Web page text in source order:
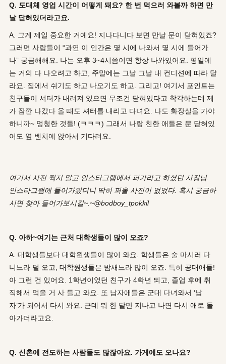
Q. 도대체 영업 시간이 어떻게 돼요? 한 번 먹으러 와볼까 하면 만
날 닫혀있더라고요.
A. 그게 제일 중요한 거예요! 지나다니다 보면 만날 문이 닫혀있죠?
그러면 사람들이 “과연 이 인간은 몇 시에 나와서 몇 시에 들어가
나” 궁금해해요. 나는 오후 3~4시쯤이면 항상 나와있어요. 평일에
는 거의 다 나오려고 하고, 주말에는 그날 그날 내 컨디션에 따라 달
라요. 집에서 쉬기도 하고 나오기도 하고. 그리고! 여기서 포인트는
친구들이 셔터가 내려져 있으면 무조건 닫혀있다고 착각하는데 제
가 잠깐 나갔다 올 때도 셔터를 내리고 다녀요. 나도 화장실을 가야
하니까~ 멍청한 것들! (ㅋㅋㅋ) 그래서 나랑 친한 애들은 문 닫혀있
어도 옆 벤치에 앉아서 기다려요.
여기서 사진 찍지 말고 인스타그램에서 퍼가라고 하셨던 사장님.
인스타그램에 들어가봤더니 딱히 퍼올 사진이 없었다. 혹시 궁금하
시면 찾아 들어가보시길~.~@bodboy_tpokkil
Q. 아하~여기는 근처 대학생들이 많이 오죠?
A. 대학생들보다 대학원생들이 많이 와요. 학생들은 술 마시러 다
니느라 덜 오고, 대학원생들은 밤새느라 많이 오죠. 특히 공대애들!
아 그런 건 있어요. 1학년이었던 친구가 4학년 되고, 졸업 후에 취
직해서 먹을 거 사 들고 와요. 또 남자애들은 군대 다녀와서 ‘남
자’가 되어서 다시 와요. 근데 뭐 한 달만 지나고 나면 다시 애로 돌
아가더라고요.
Q. 신촌에 전도하는 사람들도 많잖아요. 가게에도 오나요?